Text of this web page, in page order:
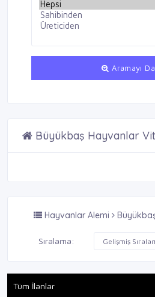
Aramayı
Büyükbaş Hayvanlar
Hayvanlar Alemi
Sıralama:
Tüm İlanlar